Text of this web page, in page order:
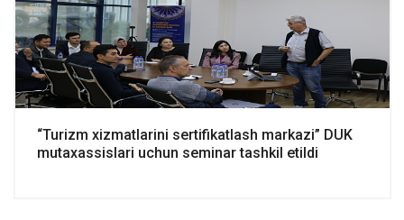
“Turizm xizmatlarini sertifikatlash markazi” DUK
mutaxassislari uchun seminar tashkil etildi